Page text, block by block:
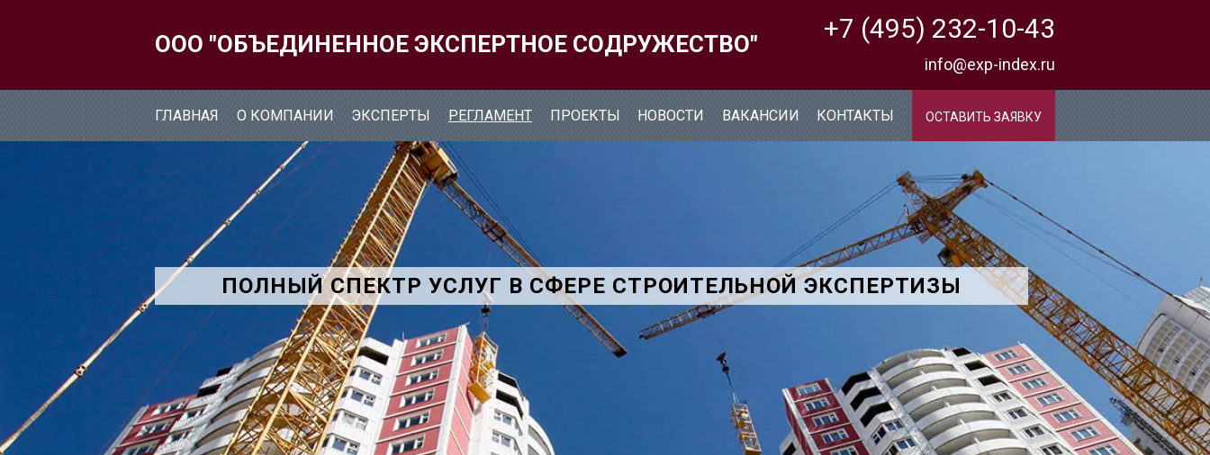
ООО "ОБЪЕДИНЕННОЕ ЭКСПЕРТНОЕ СОДРУЖЕСТВО" +7 (495) 232-10-43
info@exp-index.ru
ГЛАВНАЯ О КОМПАНИИ ЭКСПЕРТЫ РЕГЛАМЕНТ ПРОЕКТЫ НОВОСТИ ВАКАНСИИ КОНТАКТЫ ОСТАВИТЬ ЗАЯВКУ
ПОЛНЫЙ СПЕКТР УСЛУГ В СФЕРЕ СТРОИТЕЛЬНОЙ ЭКСПЕРТИЗЫ